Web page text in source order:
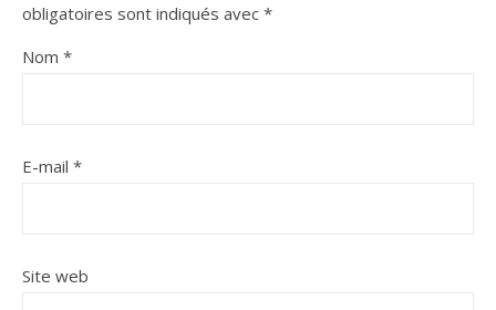
obligatoires sont indiqués avec *
Nom *
E-mail *
Site web